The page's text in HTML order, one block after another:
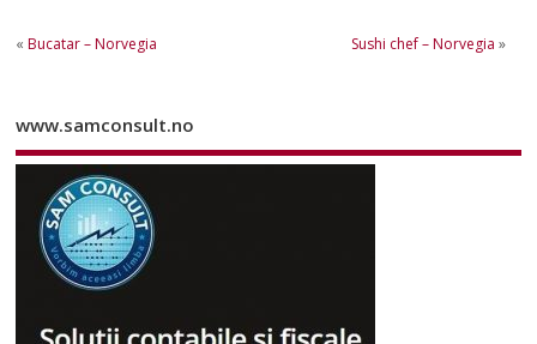
«Bucatar – Norvegia Sushi chef – Norvegia »
www.samconsult.no